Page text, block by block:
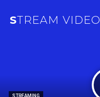
STREAM VIDEO
STREAMING